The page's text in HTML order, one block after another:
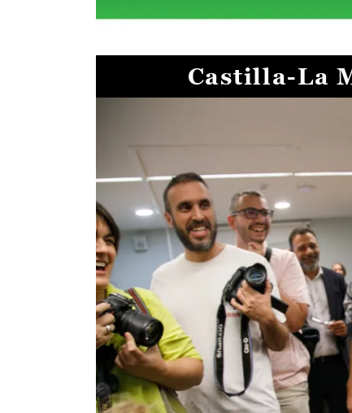
Castilla-La